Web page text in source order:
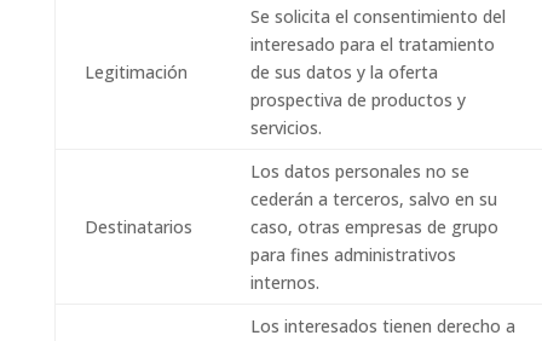
Legitimación
Se solicita el consentimiento del
interesado para el tratamiento
de sus datos y la oferta
prospectiva de productos y
servicios.
Destinatarios
Los datos personales no se
cederán a terceros, salvo en su
caso, otras empresas de grupo
para fines administrativos
internos.
Los interesados ​​tienen derecho a